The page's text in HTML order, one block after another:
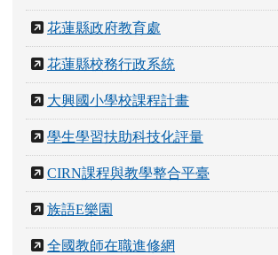
花蓮縣政府教育處
花蓮縣校務行政系統
大興國小學校課程計畫
學生學習扶助科技化評量
CIRN課程與教學整合平臺
族語E樂園
全國教師在職進修網